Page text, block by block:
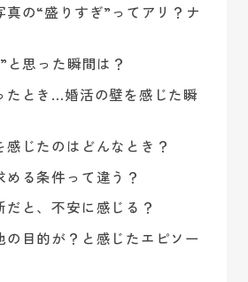
真の“盛りすぎ”ってアリ？ナ
と思った瞬間は？
たとき…婚活の壁を感じた瞬
感じたのはどんなとき？
める条件って違う？
だと、不安に感じる？
の目的が？と感じたエピソー